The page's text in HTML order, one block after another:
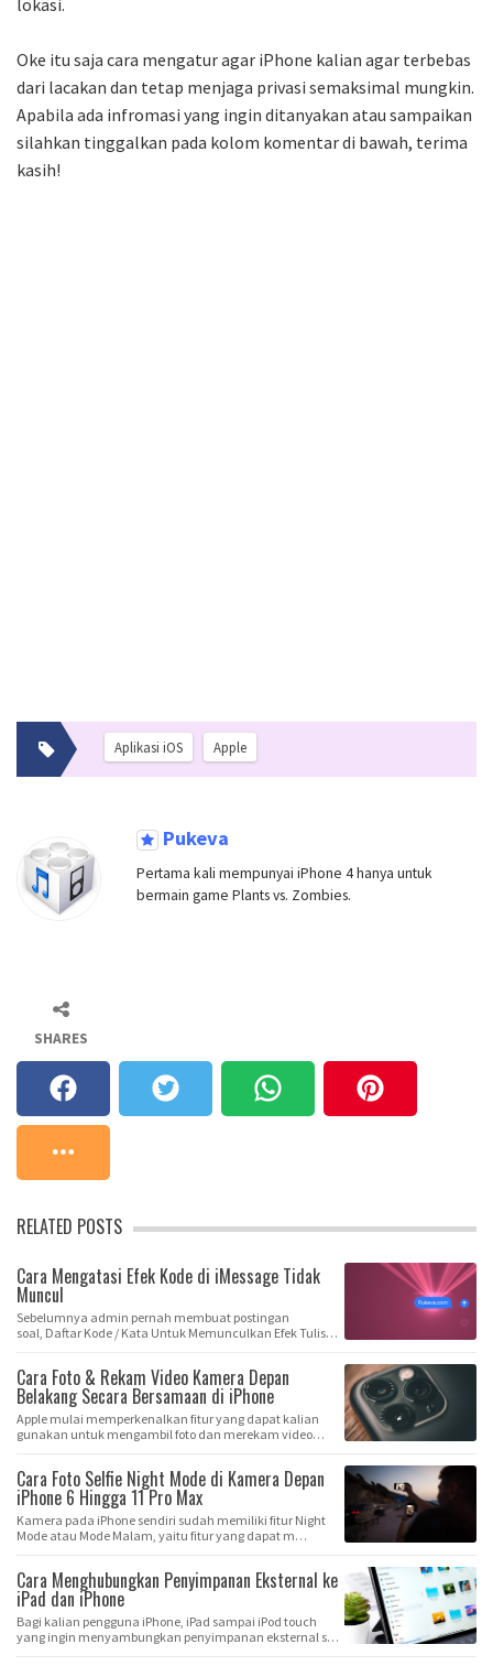
Oke itu saja cara mengatur agar iPhone kalian agar terbebas
dari lacakan dan tetap menjaga privasi semaksimal mungkin.
Apabila ada infromasi yang ingin ditanyakan atau sampaikan
silahkan tinggalkan pada kolom komentar di bawah, terima
kasih!
Aplikasi iOS Apple
Pukeva
Pertama kali mempunyai iPhone 4 hanya untuk
bermain game Plants vs. Zombies.
SHARES
RELATED POSTS
Cara Mengatasi Efek Kode di iMessage Tidak
Muncul
Sebelumnya admin pernah membuat postingan
soal, Daftar Kode / Kata Untuk Memunculkan Efek Tulis…
Cara Foto & Rekam Video Kamera Depan
Belakang Secara Bersamaan di iPhone
Apple mulai memperkenalkan fitur yang dapat kalian
gunakan untuk mengambil foto dan merekam video
Cara Foto Selfie Night Mode di Kamera Depan
iPhone 6 Hingga 11 Pro Max
Kamera pada iPhone sendiri sudah memiliki fitur Night
Mode atau Mode Malam, yaitu fitur yang dapat m…
Cara Menghubungkan Penyimpanan Eksternal ke
iPad dan iPhone
Bagi kalian pengguna iPhone, iPad sampai iPod touch
yang ingin menyambungkan penyimpanan eksternal s…